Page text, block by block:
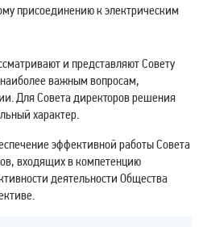
присоединению к электрическим
и представляют Совету
важным вопросам,
Для Совета директоров решения
характер.
эффективной работы Совета
входящих в компетенцию
деятельности Общества